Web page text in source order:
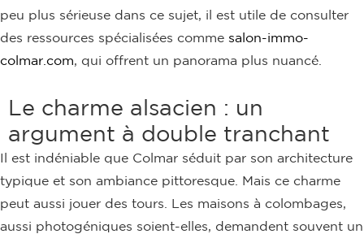
peu plus sérieuse dans ce sujet, il est utile de consulter
des ressources spécialisées comme salon-immo-
colmar.com, qui offrent un panorama plus nuancé.
Le charme alsacien : un
argument à double tranchant
Il est indéniable que Colmar séduit par son architecture
typique et son ambiance pittoresque. Mais ce charme
peut aussi jouer des tours. Les maisons à colombages,
aussi photogéniques soient-elles, demandent souvent un